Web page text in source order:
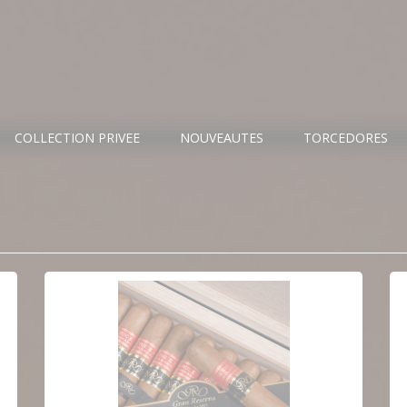
COLLECTION PRIVEE NOUVEAUTES TORCEDORES